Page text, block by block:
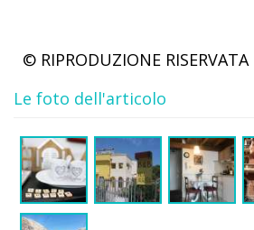
© RIPRODUZIONE RISERVATA
Le foto dell'articolo